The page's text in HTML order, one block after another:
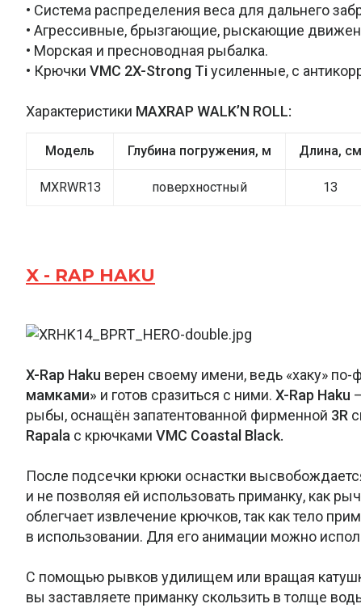
• Система распределения веса для дальнего
• Агрессивные, брызгающие, рыскающие
• Морская и пресноводная рыбалка.
• Крючки VMC 2X-Strong Tiусиленные, с
Характеристики MAXRAP WALK’N ROLL:
Модель Глубина погружения, м Длина, см
MXRWR13 поверхностный 13
X - RAP HAKU
X-Rap Haku верен своему имени, ведь «хаку» по-
мамками» и готов сразиться с ними. X-Rap Haku
рыбы, оснащён запатентованной фирменной 3R
Rapala с крючками VMC Coastal Black.
После подсечки крюки оснастки
и не позволяя ей использовать приманку, как
облегчает извлечение крючков, так как тело
в использовании. Для его анимации можно
С помощью рывков удилищем или вращая
вы заставляете приманку скользить в толще